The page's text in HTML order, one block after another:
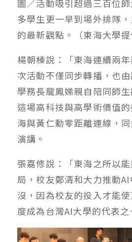
圖／活動吸引超過三百位
多學生更一早到場外排隊
的最新觀點。（東海大學提
楊朝棟說：「東海連續兩
次活動不僅同步轉播，也
學務長龍鳳娣親自陪同師
這場高科技與高學術價值
海與黃仁勳零距離連線，
演講。
張嘉修說：「東海之所以
局，校友鄭清和大力推動
沒，因為校友的投入才能
度成為台灣AI大學的代表之